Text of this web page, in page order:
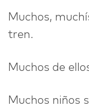
Muchos,
tren.
Muchos de
Muchos niños